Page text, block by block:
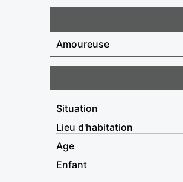
Amoureuse
Situation
Lieu d'habitation
Age
Enfant